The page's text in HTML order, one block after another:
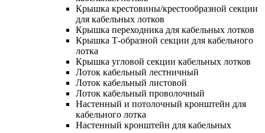
Крышка крестовины/крестообразной секции
для кабельных лотков
Крышка переходника для кабельных лотков
Крышка Т-образной секции для кабельного
лотка
Крышка угловой секции кабельных лотков
Лоток кабельный лестничный
Лоток кабельный листовой
Лоток кабельный проволочный
Настенный и потолочный кронштейн для
кабельного лотка
Настенный кронштейн для кабельных